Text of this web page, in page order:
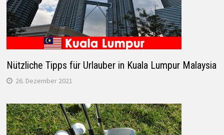
Nützliche Tipps für Urlauber in Kuala Lumpur Malaysia
26. Dezember 2021